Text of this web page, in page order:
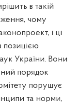
в такій
чому
і ці
позицією
України. Вони
порядок
порушує
та норми,